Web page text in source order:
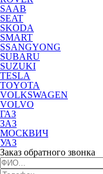
SAAB
SEAT
SKODA
SMART
SSANGYONG
SUBARU
SUZUKI
TESLA
TOYOTA
VOLKSWAGEN
VOLVO
ГАЗ
ЗАЗ
МОСКВИЧ
УАЗ
Заказ обратного звонка